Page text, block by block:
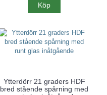
Köp
Ytterdörr 21 graders HDF
bred stående spårning med